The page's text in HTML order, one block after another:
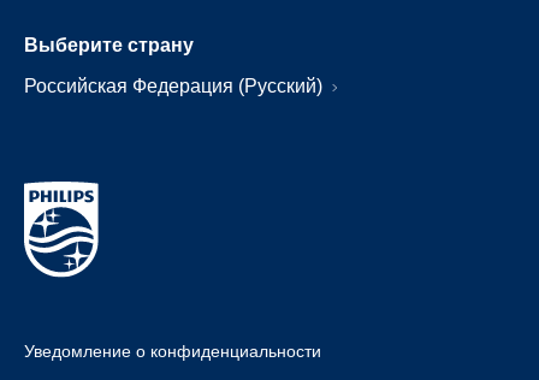
Выберите страну
Российская Федерация (Русский)
Уведомление о конфиденциальности